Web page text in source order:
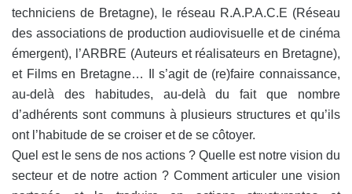
techniciens de Bretagne), le réseau R.A.P.A.C.E (Réseau
des associations de production audiovisuelle et de cinéma
émergent), l’ARBRE (Auteurs et réalisateurs en Bretagne),
et Films en Bretagne… Il s’agit de (re)faire connaissance,
au-delà des habitudes, au-delà du fait que nombre
d’adhérents sont communs à plusieurs structures et qu’ils
ont l’habitude de se croiser et de se côtoyer.
Quel est le sens de nos actions ? Quelle est notre vision du
secteur et de notre action ? Comment articuler une vision